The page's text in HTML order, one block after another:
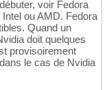
voir Fedora
ou AMD. Fedora
Quand un
doit quelques
provisoirement
le cas de Nvidia